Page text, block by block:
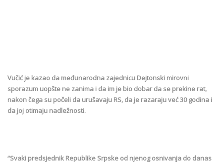
Vučić je kazao da međunarodna zajednicu Dejtonski mirovni
sporazum uopšte ne zanima i da im je bio dobar da se prekine rat,
nakon čega su počeli da urušavaju RS, da je razaraju već 30 godina i
da joj otimaju nadležnosti.
“Svaki predsjednik Republike Srpske od njenog osnivanja do danas